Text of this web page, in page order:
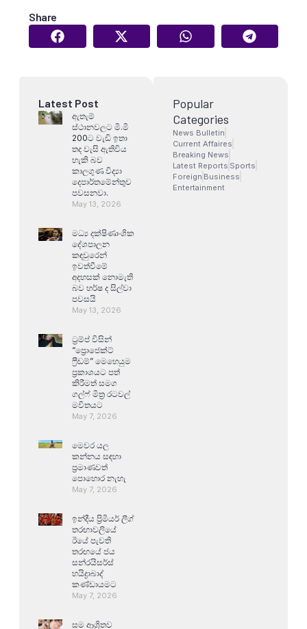
Share
Latest Post
ඇතැම්
ස්ථානවලට මි.මි
200ට වැඩි ඉතා
තද වැසි ඇතිවිය
හැකි බව
කාලගුණ විද්‍යා
දෙපාර්තමේන්තුව
පවසනවා.
May 13, 2026
මධ්‍ය දක්ෂිණාංශික
දේශපාලන
කඳවුරෙන්
ඉවත්වීමේ
අදහසක් නොමැති
බව හර්ෂ ද සිල්වා
පවසයි
May 13, 2026
ට්‍රම්ප් විසින්
“ප්‍රොජෙක්ට්
ෆ්‍රීඩම්” මෙහෙයුම
ප්‍රකාශයට පත්
කිරීමත් සමග
ගල්ෆ් මිත්‍ර රටවල්
මවිතයට
May 7, 2026
මෙවර යල
කන්නය සඳහා
ප්‍රමාණවත්
පොහොර නැහැ
May 7, 2026
ඉන්දීය ප්‍රිමියර් ලීග්
තරඟාවලියේ
ඊයේ පැවති
තරඟයේ ජය
සන්රයිසර්ස්
හයිද්‍රාබාද්
කණ්ඩායමට
May 7, 2026
සම ආශ්‍රිතව
Popular
Categories
News Bulletin
Current Affaires
Breaking News
Latest Reports Sports
Foreign Business
Entertainment